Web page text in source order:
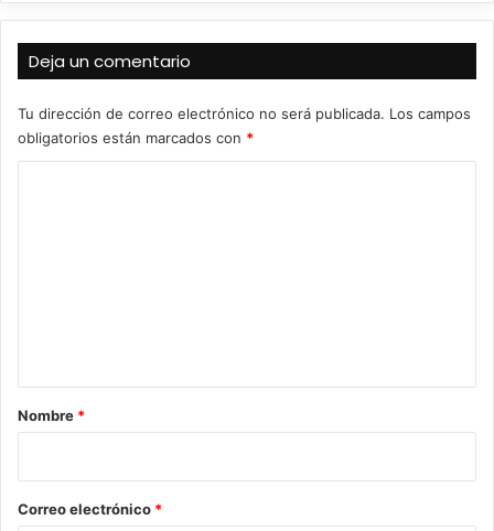
Deja un comentario
Tu dirección de correo electrónico no será publicada. Los campos
obligatorios están marcados con *
r
*
Nombre *
Correo electrónico *